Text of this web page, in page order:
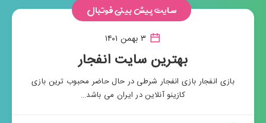
سایت پیش بینی فوتبال
بهترین سایت انفجار
بازی انفجار بازی انفجار شرطی در حال حاضر محبوب ترین بازی
کازینو آنلاین در ایران می باشد…